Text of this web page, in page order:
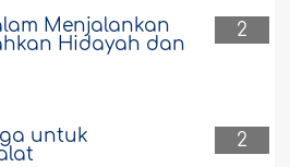
2
Menjalankan
Hidayah dan
2
untuk